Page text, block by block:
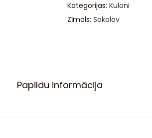
Kategorijas: Kuloni
Zīmols: Sokolov
Papildu informācija